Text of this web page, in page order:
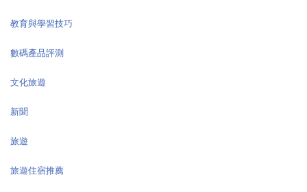
教育與學習技巧
數碼產品評測
文化旅遊
新聞
旅遊
旅遊住宿推薦